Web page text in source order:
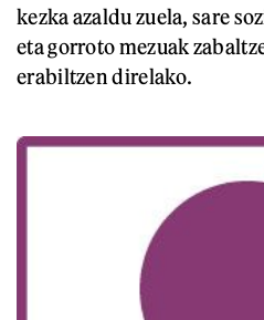
kezka azaldu zuela, sare
eta gorroto mezuak
erabiltzen direlako.